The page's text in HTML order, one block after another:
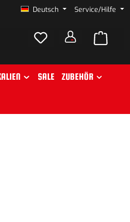
Deutsch Service/Hilfe
SALE ZUBEHÖR